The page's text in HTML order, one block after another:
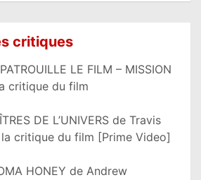
critiques
LE FILM – MISSION
critique du film
DE L’UNIVERS de Travis
critique du film [Prime Video]
HONEY de Andrew